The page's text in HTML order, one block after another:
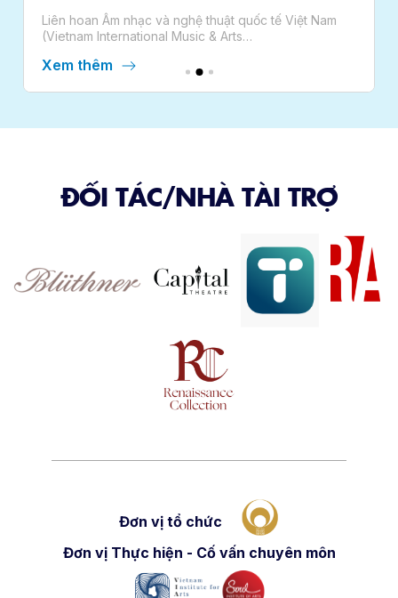
Liên hoan Âm nhạc và nghệ thuật quốc tế Việt Nam
(Vietnam International Music & Arts…
Xem thêm
ĐỐI TÁC/NHÀ TÀI TRỢ
Đơn vị tổ chức
Đơn vị Thực hiện - Cố vấn chuyên môn